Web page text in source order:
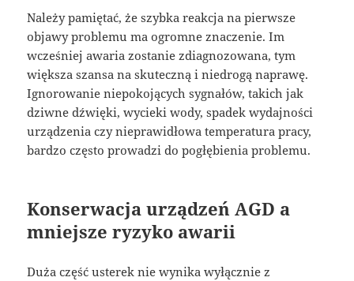
Należy pamiętać, że szybka reakcja na pierwsze
objawy problemu ma ogromne znaczenie. Im
wcześniej awaria zostanie zdiagnozowana, tym
większa szansa na skuteczną i niedrogą naprawę.
Ignorowanie niepokojących sygnałów, takich jak
dziwne dźwięki, wycieki wody, spadek wydajności
urządzenia czy nieprawidłowa temperatura pracy,
bardzo często prowadzi do pogłębienia problemu.
Konserwacja urządzeń AGD a
mniejsze ryzyko awarii
Duża część usterek nie wynika wyłącznie z